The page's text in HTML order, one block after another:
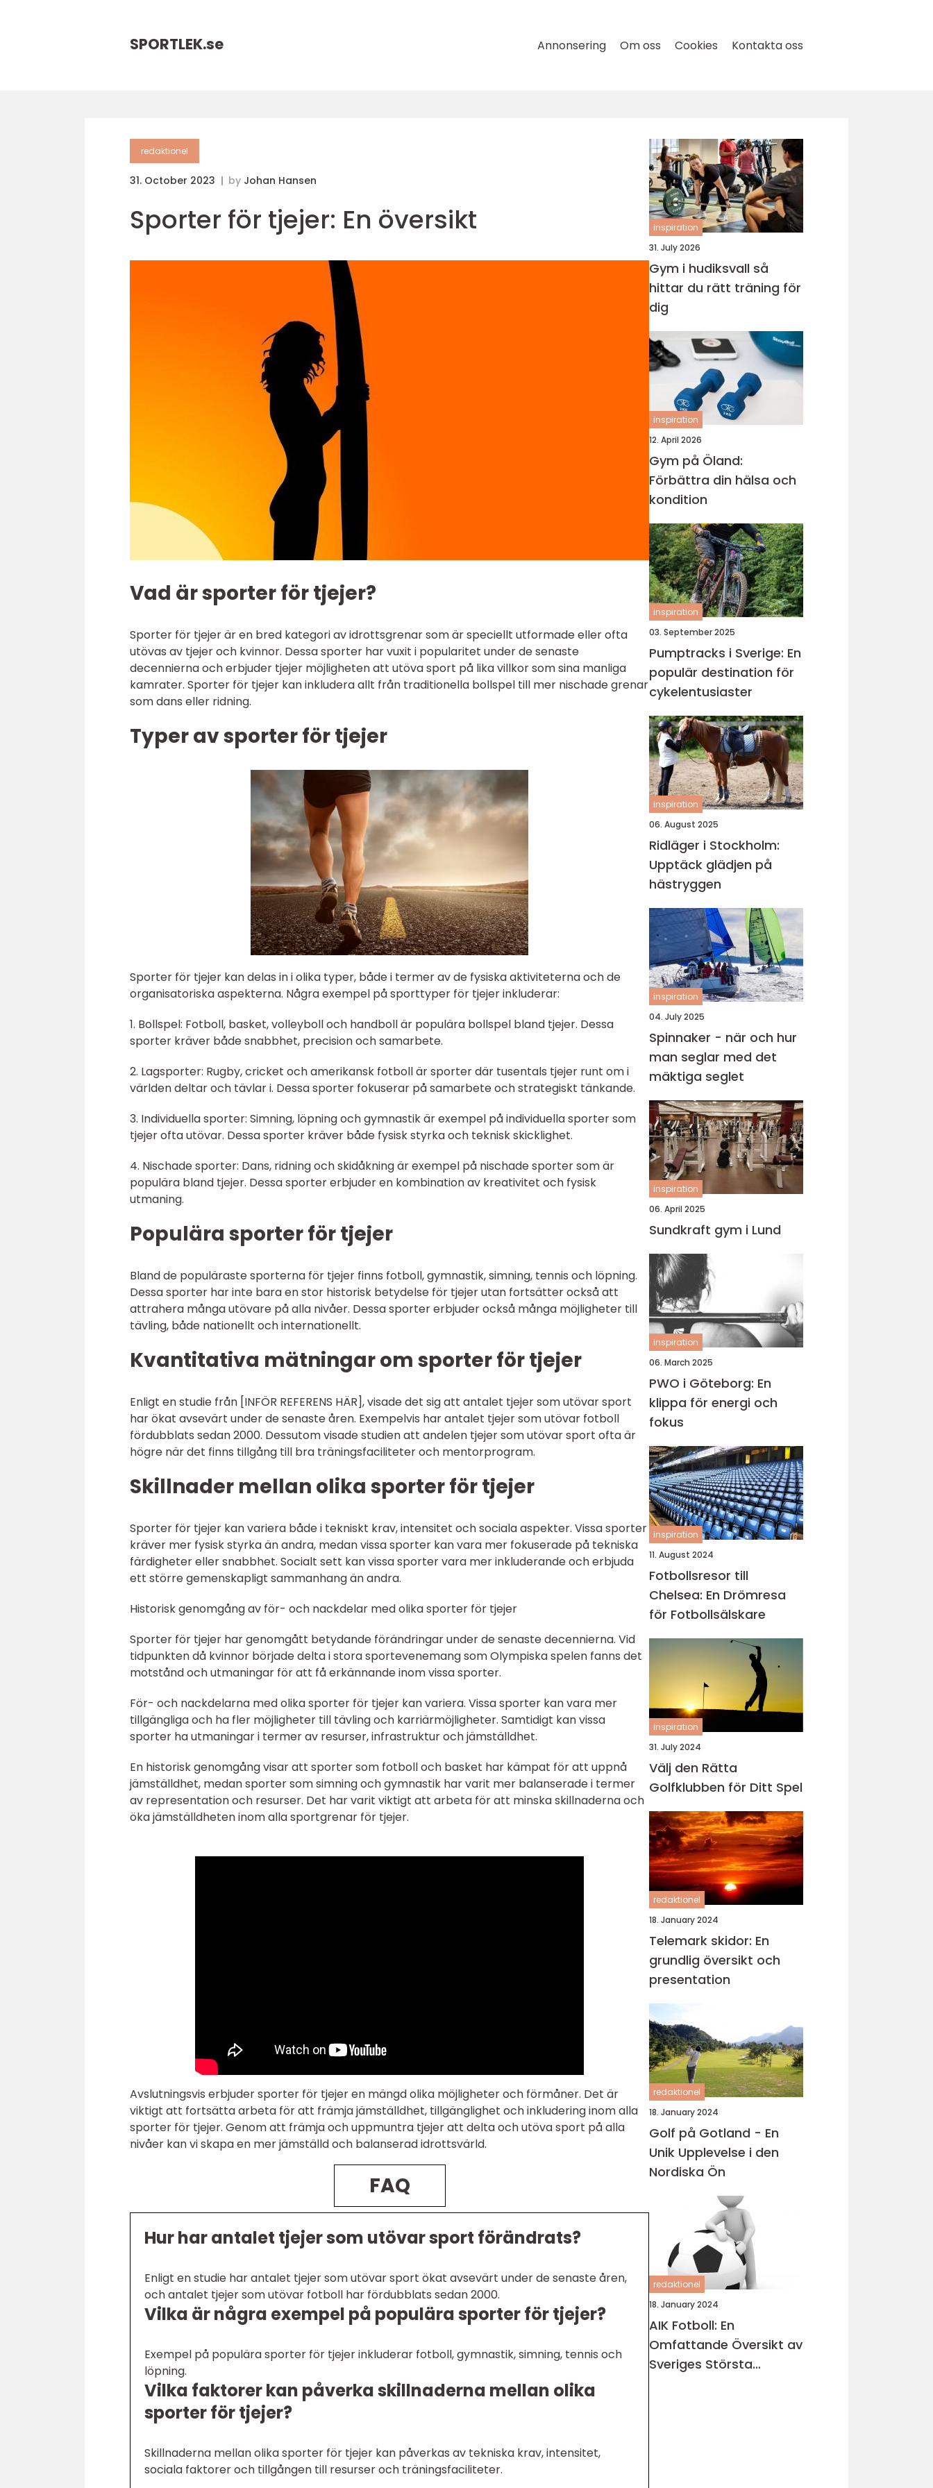
SPORTLEK.se Annonsering Om oss Cookies Kontakta oss
redaktionel
31. October 2023 by Johan Hansen
Sporter för tjejer: En översikt
Vad är sporter för tjejer?
Sporter för tjejer är en bred kategori av idrottsgrenar som är speciellt utformade eller ofta
utövas av tjejer och kvinnor. Dessa sporter har vuxit i popularitet under de senaste
decennierna och erbjuder tjejer möjligheten att utöva sport på lika villkor som sina manliga
kamrater. Sporter för tjejer kan inkludera allt från traditionella bollspel till mer nischade grenar
som dans eller ridning.
Typer av sporter för tjejer
Sporter för tjejer kan delas in i olika typer, både i termer av de fysiska aktiviteterna och de
organisatoriska aspekterna. Några exempel på sporttyper för tjejer inkluderar:
1. Bollspel: Fotboll, basket, volleyboll och handboll är populära bollspel bland tjejer. Dessa
sporter kräver både snabbhet, precision och samarbete.
2. Lagsporter: Rugby, cricket och amerikansk fotboll är sporter där tusentals tjejer runt om i
världen deltar och tävlar i. Dessa sporter fokuserar på samarbete och strategiskt tänkande.
3. Individuella sporter: Simning, löpning och gymnastik är exempel på individuella sporter som
tjejer ofta utövar. Dessa sporter kräver både fysisk styrka och teknisk skicklighet.
4. Nischade sporter: Dans, ridning och skidåkning är exempel på nischade sporter som är
populära bland tjejer. Dessa sporter erbjuder en kombination av kreativitet och fysisk
utmaning.
Populära sporter för tjejer
Bland de populäraste sporterna för tjejer finns fotboll, gymnastik, simning, tennis och löpning.
Dessa sporter har inte bara en stor historisk betydelse för tjejer utan fortsätter också att
attrahera många utövare på alla nivåer. Dessa sporter erbjuder också många möjligheter till
tävling, både nationellt och internationellt.
Kvantitativa mätningar om sporter för tjejer
Enligt en studie från [INFÖR REFERENS HÄR], visade det sig att antalet tjejer som utövar sport
har ökat avsevärt under de senaste åren. Exempelvis har antalet tjejer som utövar fotboll
fördubblats sedan 2000. Dessutom visade studien att andelen tjejer som utövar sport ofta är
högre när det finns tillgång till bra träningsfaciliteter och mentorprogram.
Skillnader mellan olika sporter för tjejer
Sporter för tjejer kan variera både i tekniskt krav, intensitet och sociala aspekter. Vissa sporter
kräver mer fysisk styrka än andra, medan vissa sporter kan vara mer fokuserade på tekniska
färdigheter eller snabbhet. Socialt sett kan vissa sporter vara mer inkluderande och erbjuda
ett större gemenskapligt sammanhang än andra.
Historisk genomgång av för- och nackdelar med olika sporter för tjejer
Sporter för tjejer har genomgått betydande förändringar under de senaste decennierna. Vid
tidpunkten då kvinnor började delta i stora sportevenemang som Olympiska spelen fanns det
motstånd och utmaningar för att få erkännande inom vissa sporter.
För- och nackdelarna med olika sporter för tjejer kan variera. Vissa sporter kan vara mer
tillgängliga och ha fler möjligheter till tävling och karriärmöjligheter. Samtidigt kan vissa
sporter ha utmaningar i termer av resurser, infrastruktur och jämställdhet.
En historisk genomgång visar att sporter som fotboll och basket har kämpat för att uppnå
jämställdhet, medan sporter som simning och gymnastik har varit mer balanserade i termer
av representation och resurser. Det har varit viktigt att arbeta för att minska skillnaderna och
öka jämställdheten inom alla sportgrenar för tjejer.
Avslutningsvis erbjuder sporter för tjejer en mängd olika möjligheter och förmåner. Det är
viktigt att fortsätta arbeta för att främja jämställdhet, tillgänglighet och inkludering inom alla
sporter för tjejer. Genom att främja och uppmuntra tjejer att delta och utöva sport på alla
nivåer kan vi skapa en mer jämställd och balanserad idrottsvärld.
FAQ
Hur har antalet tjejer som utövar sport förändrats?
Enligt en studie har antalet tjejer som utövar sport ökat avsevärt under de senaste åren,
och antalet tjejer som utövar fotboll har fördubblats sedan 2000.
Vilka är några exempel på populära sporter för tjejer?
Exempel på populära sporter för tjejer inkluderar fotboll, gymnastik, simning, tennis och
löpning.
Vilka faktorer kan påverka skillnaderna mellan olika
sporter för tjejer?
Skillnaderna mellan olika sporter för tjejer kan påverkas av tekniska krav, intensitet,
sociala faktorer och tillgången till resurser och träningsfaciliteter.
inspiration
31. July 2026
Gym i hudiksvall så
hittar du rätt träning för
dig
inspiration
12. April 2026
Gym på Öland:
Förbättra din hälsa och
kondition
inspiration
03. September 2025
Pumptracks i Sverige: En
populär destination för
cykelentusiaster
inspiration
06. August 2025
Ridläger i Stockholm:
Upptäck glädjen på
hästryggen
inspiration
04. July 2025
Spinnaker - när och hur
man seglar med det
mäktiga seglet
inspiration
06. April 2025
Sundkraft gym i Lund
inspiration
06. March 2025
PWO i Göteborg: En
klippa för energi och
fokus
inspiration
11. August 2024
Fotbollsresor till
Chelsea: En Drömresa
för Fotbollsälskare
inspiration
31. July 2024
Välj den Rätta
Golfklubben för Ditt Spel
redaktionel
18. January 2024
Telemark skidor: En
grundlig översikt och
presentation
redaktionel
18. January 2024
Golf på Gotland - En
Unik Upplevelse i den
Nordiska Ön
redaktionel
18. January 2024
AIK Fotboll: En
Omfattande Översikt av
Sveriges Största